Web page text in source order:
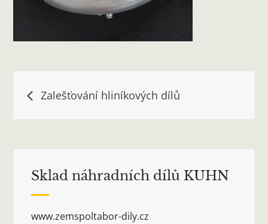
Navigace
Zalešťování hliníkových dílů
Sklad náhradních dílů KUHN
www.zemspoltabor-dily.cz